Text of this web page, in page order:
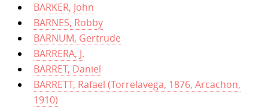
BARKER, John
BARNES, Robby
BARNUM, Gertrude
BARRERA, J.
BARRET, Daniel
BARRETT, Rafael (Torrelavega, 1876, Arcachon,
1910)